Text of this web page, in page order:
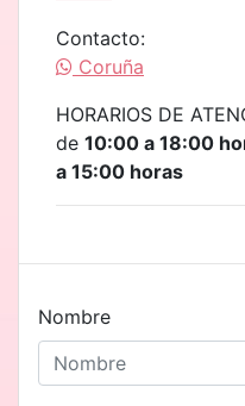
Contacto:
Coruña
HORARIOS DE
de 10:00 a 18:00
a 15:00 horas
Nombre